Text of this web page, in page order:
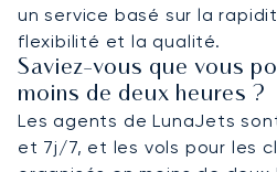
un service basé sur la
flexibilité et la qualité.
Saviez-vous que vous
moins de deux heures ?
Les agents de LunaJets
et 7j/7, et les vols pour les